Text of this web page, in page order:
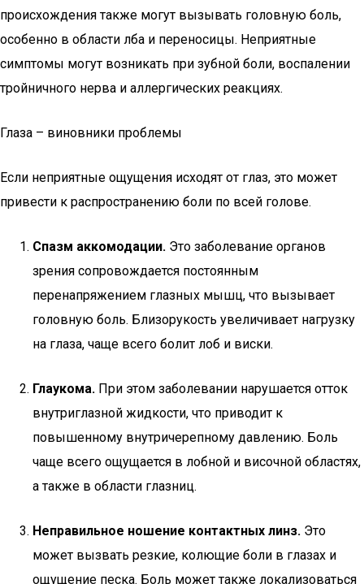
происхождения также могут вызывать головную боль,
особенно в области лба и переносицы. Неприятные
симптомы могут возникать при зубной боли, воспалении
тройничного нерва и аллергических реакциях.
Глаза – виновники проблемы
Если неприятные ощущения исходят от глаз, это может
привести к распространению боли по всей голове.
Спазм аккомодации. Это заболевание органов
зрения сопровождается постоянным
перенапряжением глазных мышц, что вызывает
головную боль. Близорукость увеличивает нагрузку
на глаза, чаще всего болит лоб и виски.
Глаукома. При этом заболевании нарушается отток
внутриглазной жидкости, что приводит к
повышенному внутричерепному давлению. Боль
чаще всего ощущается в лобной и височной областях,
а также в области глазниц.
Неправильное ношение контактных линз. Это
может вызвать резкие, колющие боли в глазах и
ощущение песка. Боль может также локализоваться